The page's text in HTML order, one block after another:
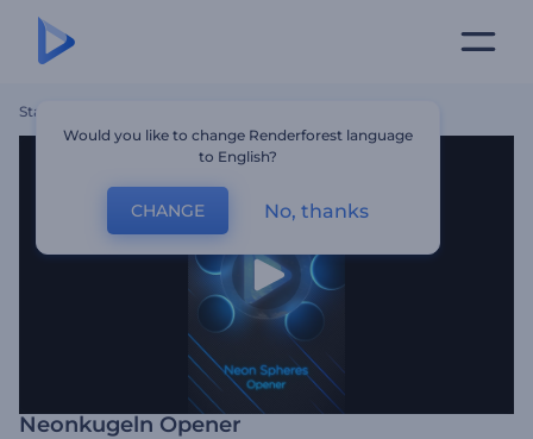
Startseite
Neonkugeln Opener
Would you like to change Renderforest language
to English?
CHANGE No, thanks